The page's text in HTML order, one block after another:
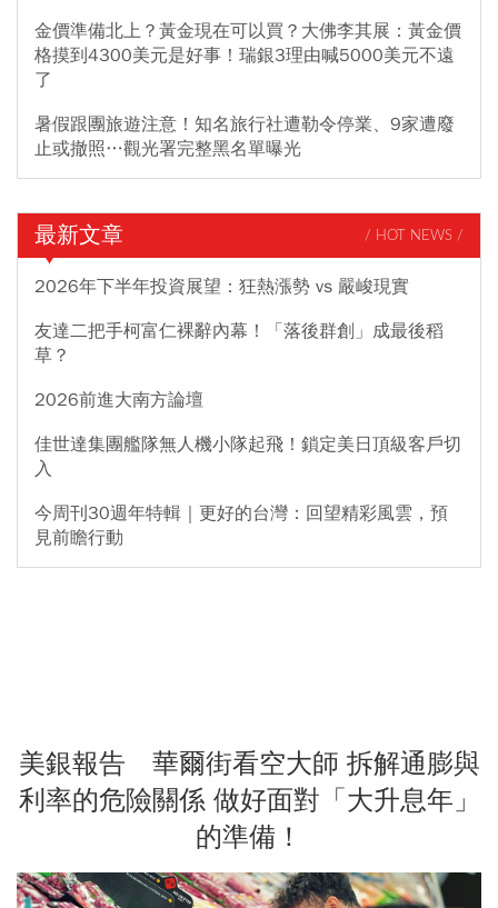
金價準備北上？黃金現在可以買？大佛李其展：黃金價
格摸到4300美元是好事！瑞銀3理由喊5000美元不遠
了
暑假跟團旅遊注意！知名旅行社遭勒令停業、9家遭廢
止或撤照…觀光署完整黑名單曝光
最新文章 / HOT NEWS /
2026年下半年投資展望：狂熱漲勢 vs 嚴峻現實
友達二把手柯富仁裸辭內幕！「落後群創」成最後稻
草？
2026前進大南方論壇
佳世達集團艦隊無人機小隊起飛！鎖定美日頂級客戶切
入
今周刊30週年特輯｜更好的台灣：回望精彩風雲，預
見前瞻行動
美銀報告 華爾街看空大師 拆解通膨與
利率的危險關係 做好面對「大升息年」
的準備！